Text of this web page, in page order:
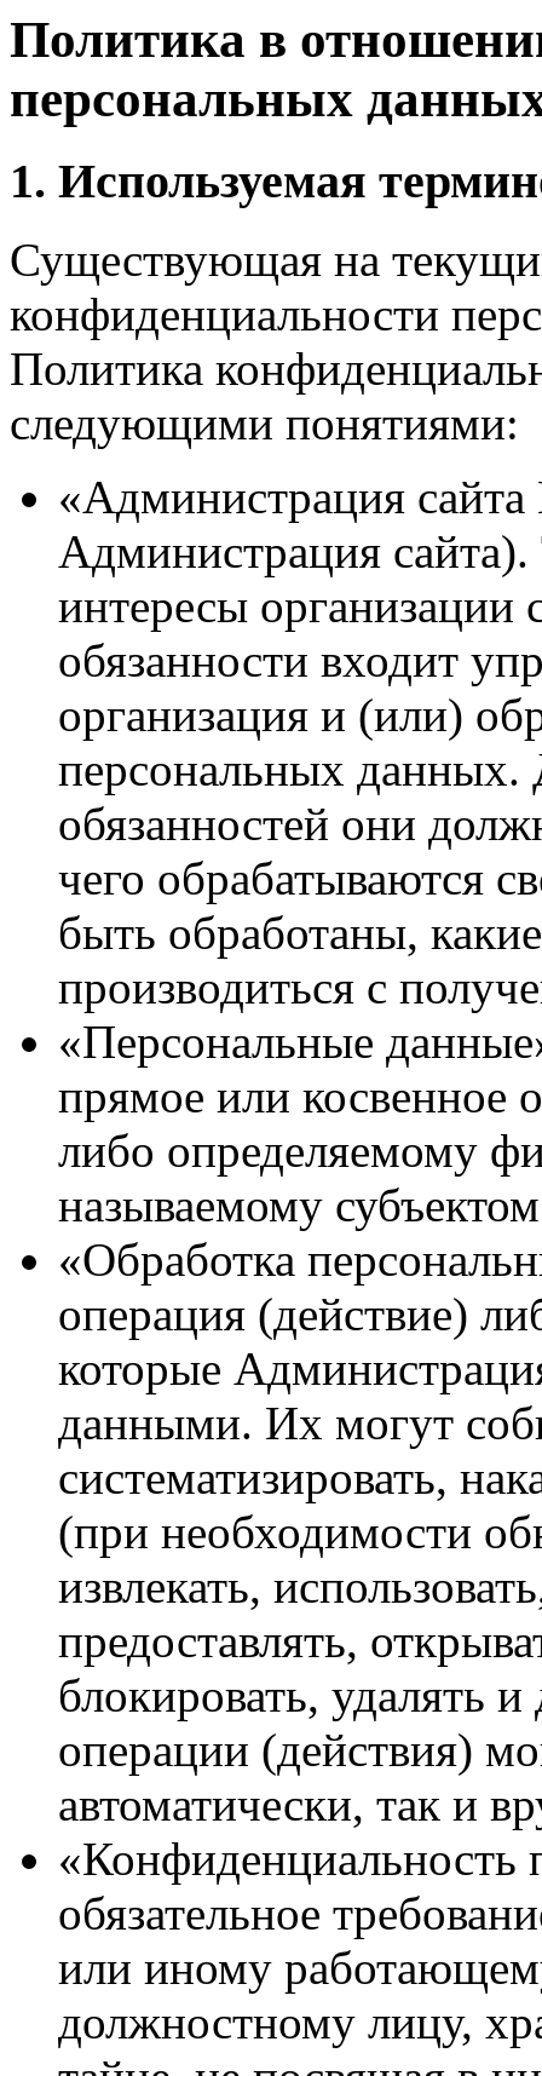
Политика в
персональных
1. Используемая
Существующая на
конфиденциальности
Политика
следующими понятиями:
«Администрация сайта
Администрация
интересы организации
обязанности входит
организация и (или)
персональных данных.
обязанностей они
чего обрабатываются
быть обработаны,
производиться с
«Персональные
прямое или косвенное
либо определяемому
называемому
«Обработка
операция (действие)
которые
данными. Их могут
систематизировать,
(при необходимости
извлекать,
предоставлять,
блокировать, удалять
операции (действия)
автоматически, так и
«Конфиденциальность
обязательное
или иному
должностному лицу,